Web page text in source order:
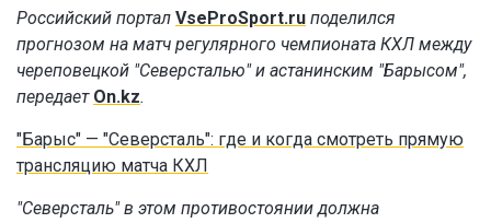
Российский портал VseProSport.ru поделился
прогнозом на матч регулярного чемпионата КХЛ между
череповецкой "Северсталью" и астанинским "Барысом",
передает On.kz.
"Барыс" — "Северсталь": где и когда смотреть прямую
трансляцию матча КХЛ
"Северсталь" в этом противостоянии должна